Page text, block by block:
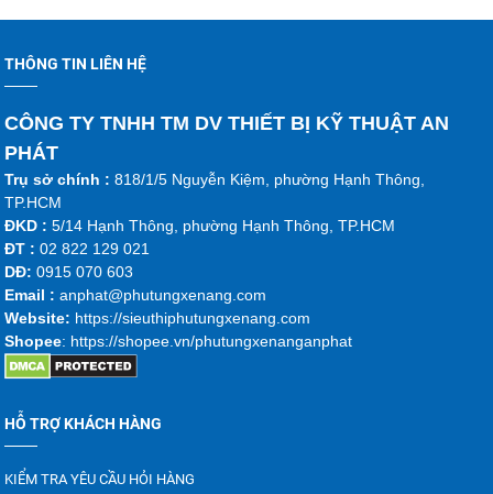
THÔNG TIN LIÊN HỆ
CÔNG TY TNHH TM DV THIẾT BỊ KỸ THUẬT AN
PHÁT
Trụ sở chính : 818/1/5 Nguyễn Kiệm, phường Hạnh Thông,
TP.HCM
ĐKD :5/14 Hạnh Thông, phường Hạnh Thông, TP.HCM
ĐT : 02 822 129 021
DĐ:0915 070 603
Email :anphat@phutungxenang.com
Website: https://sieuthiphutungxenang.com
Shopee: https://shopee.vn/phutungxenanganphat
HỖ TRỢ KHÁCH HÀNG
KIỂM TRA YÊU CẦU HỎI HÀNG